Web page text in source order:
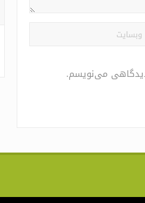
دیدگاهی می‌نویسم.